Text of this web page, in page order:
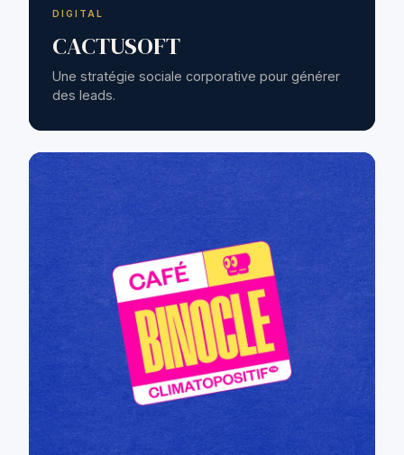
DIGITAL
CACTUSOFT
Une stratégie sociale corporative pour générer
des leads.